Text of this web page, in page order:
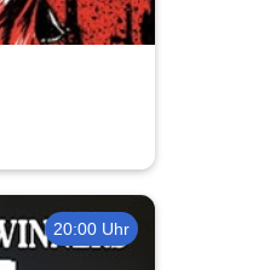
20:00 Uhr